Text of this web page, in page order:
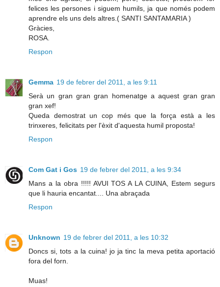
felices les persones i siguem humils, ja que només podem
aprendre els uns dels altres.( SANTI SANTAMARIA )
Gràcies,
ROSA.
Respon
Gemma 19 de febrer del 2011, a les 9:11
Serà un gran gran gran homenatge a aquest gran gran
gran xef!
Queda demostrat un cop més que la força està a les
trinxeres, felicitats per l'èxit d'aquesta humil proposta!
Respon
Com Gat i Gos 19 de febrer del 2011, a les 9:34
Mans a la obra !!!!! AVUI TOS A LA CUINA, Estem segurs
que li hauria encantat.... Una abraçada
Respon
Unknown 19 de febrer del 2011, a les 10:32
Doncs si, tots a la cuina! jo ja tinc la meva petita aportació
fora del forn.
Muas!